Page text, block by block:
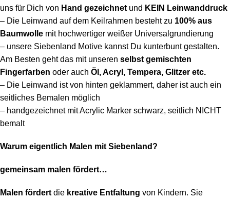
uns für Dich von Hand gezeichnet und KEIN Leinwanddruck
– Die Leinwand auf dem Keilrahmen bestehtzu 100% aus
Baumwolle mit hochwertiger weißer Universalgrundierung
– unsere Siebenland Motive kannst Du kunterbunt gestalten.
Am Besten geht das mit unseren selbst gemischten
Fingerfarben oder auch Öl, Acryl, Tempera, Glitzer etc.
– Die Leinwand ist von hinten geklammert, daher ist auch ein
seitliches Bemalen möglich
– handgezeichnet mit Acrylic Marker schwarz, seitlich NICHT
bemalt
Warum eigentlich Malen mit Siebenland?
gemeinsam malen fördert…
Malen fördert die kreative Entfaltung von Kindern. Sie